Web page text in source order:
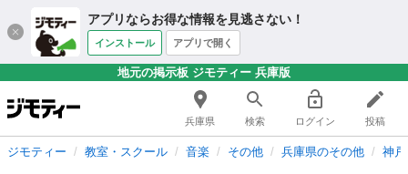
アプリならお得な情報を見逃さない！
インストール アプリで開く
地元の掲示板 ジモティー 兵庫版
兵庫県 検索 ログイン 投稿
ジモティー 教室・スクール 音楽 その他 兵庫県のその他 神